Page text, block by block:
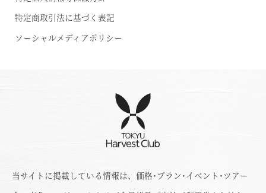
特定商取引法に基づく表記
ソーシャルメディアポリシー
当サイトに掲載している情報は、価格･プラン･イベント･ツアー